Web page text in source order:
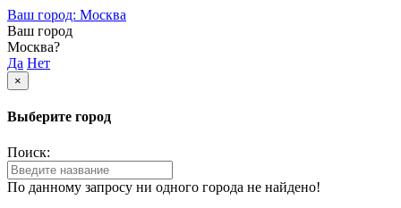
Ваш город: Москва
Ваш город
Москва?
Да Нет
×
Выберите город
Поиск:
По данному запросу ни одного города не найдено!